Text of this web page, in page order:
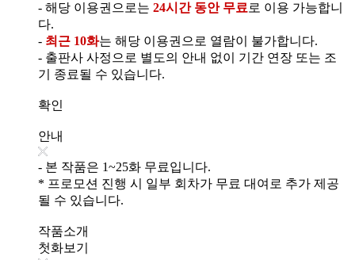
- 해당 이용권으로는 24시간 동안 무료 로 이용 가능합니
다.
- 최근 10화는 해당 이용권으로 열람이 불가합니다.
- 출판사 사정으로 별도의 안내 없이 기간 연장 또는 조
기 종료될 수 있습니다.
확인
안내
- 본 작품은 1~25화 무료입니다.
* 프로모션 진행 시 일부 회차가 무료 대여로 추가 제공
될 수 있습니다.
작품소개
첫화보기